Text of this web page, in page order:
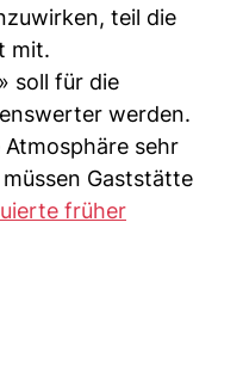
teil die
mit.
soll für die
werden.
sehr
Gaststätte
früher